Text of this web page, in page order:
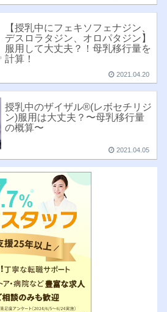
【授乳中にフェキソフェナジン、
デスロラタジン、オロパタジン】
服用して大丈夫？！母乳移行量を
計算！
2021.04.20
授乳中のザイザル®︎(レボセチリジ
ン)服用は大丈夫？〜母乳移行量
の概算〜
2021.04.05